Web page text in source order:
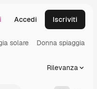
Accedi Iscriviti
solare Donna spiaggia
Rilevanza